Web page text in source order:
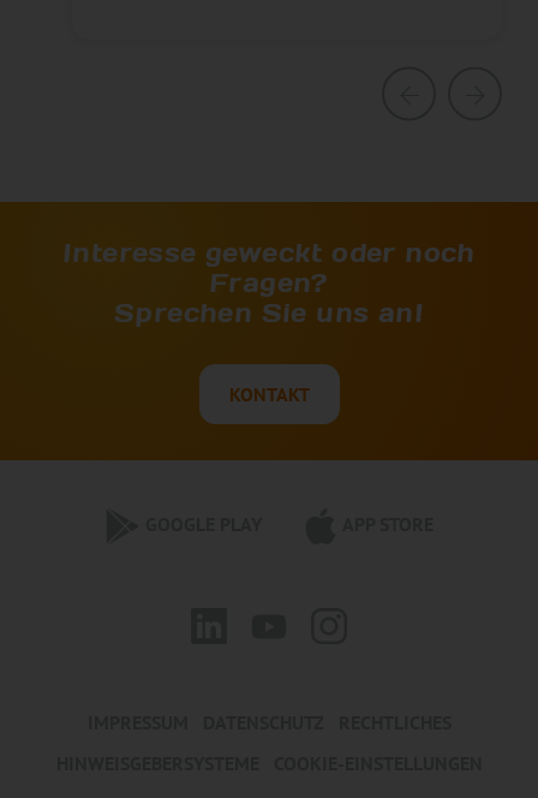
Interesse geweckt oder noch
Fragen?
Sprechen Sie uns an!
KONTAKT